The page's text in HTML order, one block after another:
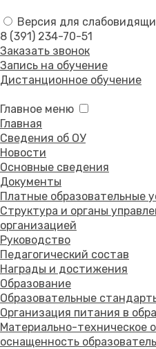
Версия для
8 (391) 234-70-51
Заказать звонок
Запись на обучение
Дистанционное обучение
Главное меню
Главная
Сведения об ОУ
Новости
Основные сведения
Документы
Платные образовательные
Структура и органы
организацией
Руководство
Педагогический состав
Награды и достижения
Образование
Образовательные
Организация питания в
Материально-техническое
оснащенность